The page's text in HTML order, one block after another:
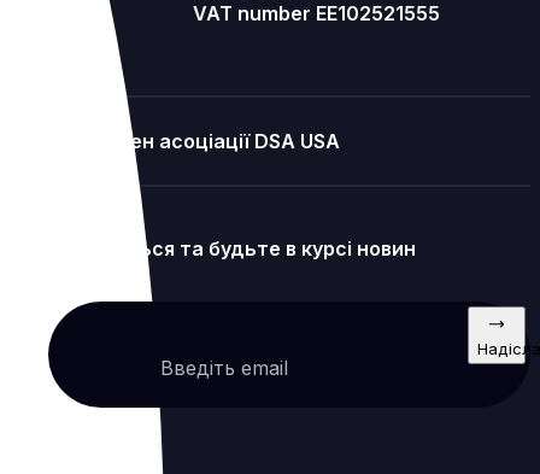
VAT number EE102521555
Член асоціації DSA USA
Підпишіться та будьте в курсі новин
Введіть email